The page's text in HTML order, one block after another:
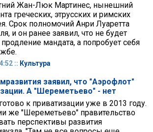
Жан-Люк Мартинес, нынешний
греческих, этрусских и римских
Срок полномочий Анри Луаретта
и он ранее заявил, что не будет
мандата, а попробует себя
:: Культура
заявил, что "Аэрофлот"
А "Шереметьево" - нет
к приватизации уже в 2013 году.
же "Шереметьево" правительство
перспективы развития